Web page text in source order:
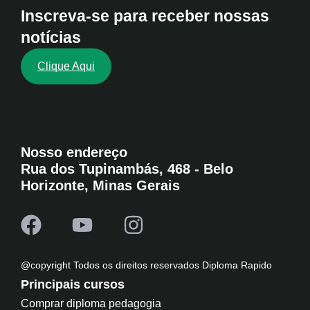
Inscreva-se para receber nossas
notícias
Clique Aqui
Nosso endereço
Rua dos Tupinambás, 468 - Belo
Horizonte, Minas Gerais
@copyright Todos os direitos reservados Diploma Rapido
Principais cursos
Comprar diploma pedagogia